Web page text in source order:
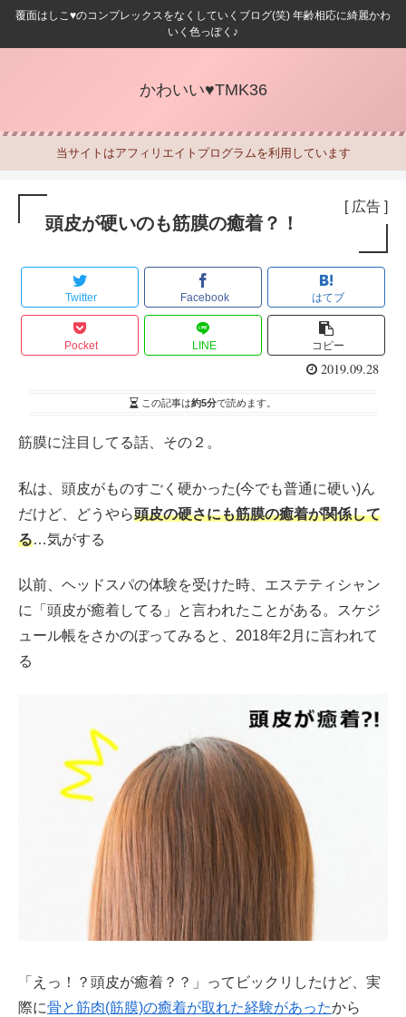
覆面はしこ♥のコンプレックスをなくしていくブログ(笑) 年齢相応に綺麗かわ
いく色っぽく♪
かわいい♥TMK36
当サイトはアフィリエイトプログラムを利用しています
[ 広告 ]
頭皮が硬いのも筋膜の癒着？！
Twitter Facebook はてブ
Pocket LINE コピー
2019.09.28
この記事は約5分で読めます。
筋膜に注目してる話、その２。
私は、頭皮がものすごく硬かった(今でも普通に硬い)ん
だけど、どうやら頭皮の硬さにも筋膜の癒着が関係して
る…気がする
以前、ヘッドスパの体験を受けた時、エステティシャン
に「頭皮が癒着してる」と言われたことがある。スケジ
ュール帳をさかのぼってみると、2018年2月に言われて
る
「えっ！？頭皮が癒着？？」ってビックリしたけど、実
際に骨と筋肉(筋膜)の癒着が取れた経験があったから